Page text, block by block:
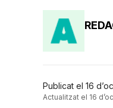
Publicat el 16
Actualitzat el 16